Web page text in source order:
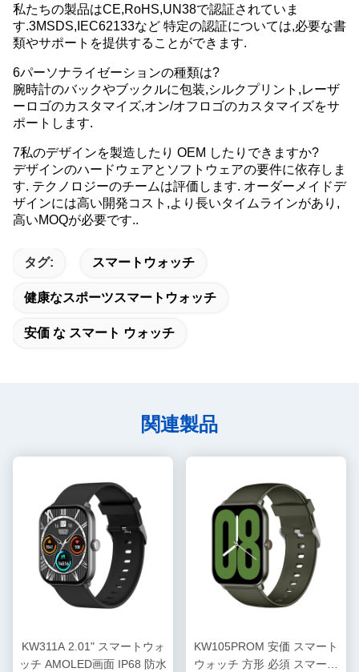
私たちの製品はCE,RoHS,UN38で認証されていま
す.3MSDS,IEC62133など 特定の認証については,必要な書
類やサポートを提供することができます.
6パーソナライゼーションの種類は?
腕時計のバックやブックルに包装,シルクプリント,レーザ
ーロゴのカスタマイズ,オン/オフロゴのカスタマイズをサ
ポートします.
7私のデザインを製造したり OEM したりできますか?
デザインのハードウェアとソフトウェアの要件に依存しま
す. テクノロジーのチームは評価します. オーダーメイドデ
ザインには高い開発コスト,より長いタイムラインがあり,
高いMOQが必要です..
タグ: スマートウォッチ
健康なスポーツスマートウォッチ
安価 な スマート ウォッチ
関連製品
KW311A 2.01" スマートウォ
ッチ AMOLED画面 IP68 防水
KW105PROM 安価 スマート
ウォッチ 方形 必須 スマート